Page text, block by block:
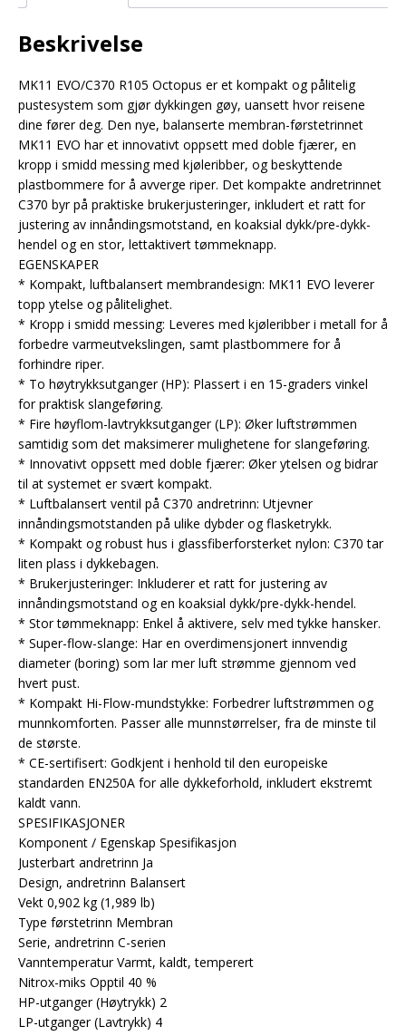
Beskrivelse
MK11 EVO/C370 R105 Octopus er et kompakt og pålitelig
pustesystem som gjør dykkingen gøy, uansett hvor reisene
dine fører deg. Den nye, balanserte membran-førstetrinnet
MK11 EVO har et innovativt oppsett med doble fjærer, en
kropp i smidd messing med kjøleribber, og beskyttende
plastbommere for å avverge riper. Det kompakte andretrinnet
C370 byr på praktiske brukerjusteringer, inkludert et ratt for
justering av innåndingsmotstand, en koaksial dykk/pre-dykk-
hendel og en stor, lettaktivert tømmeknapp.
EGENSKAPER
* Kompakt, luftbalansert membrandesign: MK11 EVO leverer
topp ytelse og pålitelighet.
* Kropp i smidd messing: Leveres med kjøleribber i metall for å
forbedre varmeutvekslingen, samt plastbommere for å
forhindre riper.
* To høytrykksutganger (HP): Plassert i en 15-graders vinkel
for praktisk slangeføring.
* Fire høyflom-lavtrykksutganger (LP): Øker luftstrømmen
samtidig som det maksimerer mulighetene for slangeføring.
* Innovativt oppsett med doble fjærer: Øker ytelsen og bidrar
til at systemet er svært kompakt.
* Luftbalansert ventil på C370 andretrinn: Utjevner
innåndingsmotstanden på ulike dybder og flasketrykk.
* Kompakt og robust hus i glassfiberforsterket nylon: C370 tar
liten plass i dykkebagen.
* Brukerjusteringer: Inkluderer et ratt for justering av
innåndingsmotstand og en koaksial dykk/pre-dykk-hendel.
* Stor tømmeknapp: Enkel å aktivere, selv med tykke hansker.
* Super-flow-slange: Har en overdimensjonert innvendig
diameter (boring) som lar mer luft strømme gjennom ved
hvert pust.
* Kompakt Hi-Flow-mundstykke: Forbedrer luftstrømmen og
munnkomforten. Passer alle munnstørrelser, fra de minste til
de største.
* CE-sertifisert: Godkjent i henhold til den europeiske
standarden EN250A for alle dykkeforhold, inkludert ekstremt
kaldt vann.
SPESIFIKASJONER
Komponent / Egenskap Spesifikasjon
Justerbart andretrinn Ja
Design, andretrinn Balansert
Vekt 0,902 kg (1,989 lb)
Type førstetrinn Membran
Serie, andretrinn C-serien
Vanntemperatur Varmt, kaldt, temperert
Nitrox-miks Opptil 40 %
HP-utganger (Høytrykk) 2
LP-utganger (Lavtrykk) 4